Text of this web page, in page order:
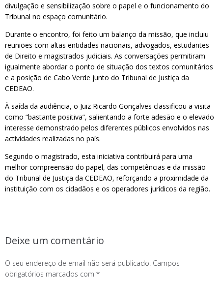
divulgação e sensibilização sobre o papel e o funcionamento do
Tribunal no espaço comunitário.
Durante o encontro, foi feito um balanço da missão, que incluiu
reuniões com altas entidades nacionais, advogados, estudantes
de Direito e magistrados judiciais. As conversações permitiram
igualmente abordar o ponto de situação dos textos comunitários
e a posição de Cabo Verde junto do Tribunal de Justiça da
CEDEAO.
À saída da audiência, o Juiz Ricardo Gonçalves classificou a visita
como “bastante positiva”, salientando a forte adesão e o elevado
interesse demonstrado pelos diferentes públicos envolvidos nas
actividades realizadas no país.
Segundo o magistrado, esta iniciativa contribuirá para uma
melhor compreensão do papel, das competências e da missão
do Tribunal de Justiça da CEDEAO, reforçando a proximidade da
instituição com os cidadãos e os operadores jurídicos da região.
Deixe um comentário
O seu endereço de email não será publicado. Campos
obrigatórios marcados com *